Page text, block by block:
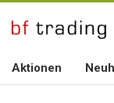
Aktionen